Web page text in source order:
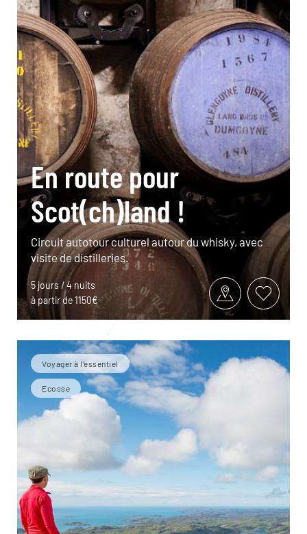
En route pour
Scot(ch)land !
Circuit autotour culturel autour du whisky, avec
visite de distilleries.
5 jours / 4 nuits
à partir de 1150€
Voyager à l’essentiel
Ecosse